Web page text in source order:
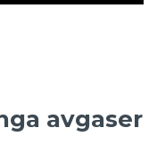
avgaser